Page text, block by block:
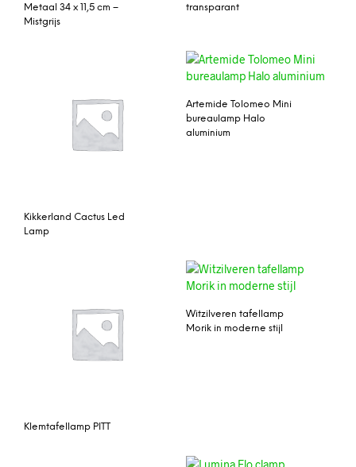
Metaal 34 x 11,5 cm –
Mistgrijs
transparant
Kikkerland Cactus Led
Lamp
Artemide Tolomeo Mini
bureaulamp Halo
aluminium
Klemtafellamp PITT
Witzilveren tafellamp
Morik in moderne stijl